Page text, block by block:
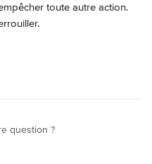
toute autre action.
question ?